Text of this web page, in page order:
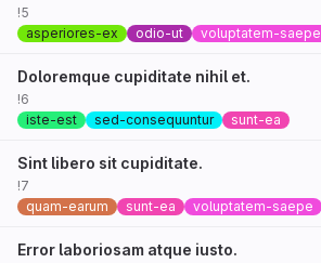
!5
asperiores-ex
odio-ut voluptatem-saepe
Doloremque cupiditate nihil et.
!6
iste-est
sed-consequuntur sunt-ea
Sint libero sit cupiditate.
!7
quam-earum
sunt-ea voluptatem-saepe
Error laboriosam atque iusto.